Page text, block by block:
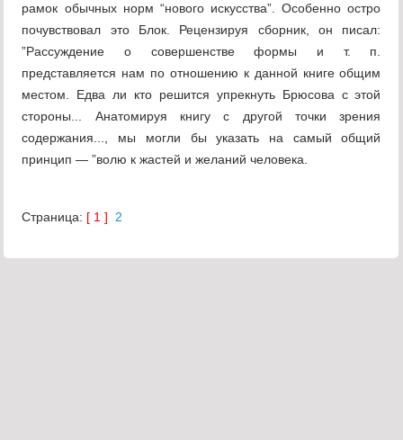
рамок обычных норм “нового искусства”. Особенно остро
почувствовал это Блок. Рецензируя сборник, он писал:
”Рассуждение о совершенстве формы и т. п.
представляется нам по отношению к данной книге общим
местом. Едва ли кто решится упрекнуть Брюсова с этой
стороны... Анатомируя книгу с другой точки зрения
содержания..., мы могли бы указать на самый общий
принцип — ”волю к жастей и желаний человека.
Страница: [ 1 ] 2